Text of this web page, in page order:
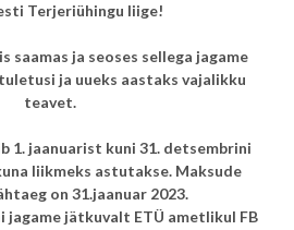
Terjeriühingu liige!
saamas ja seoses sellega jagame
ja uueks aastaks vajalikku
teavet.
1. jaanuarist kuni 31. detsembrini
liikmeks astutakse. Maksude
on 31.jaanuar 2023.
jagame jätkuvalt ETÜ ametlikul FB